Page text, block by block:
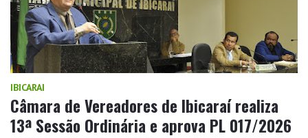
IBICARAI
Câmara de Vereadores de Ibicaraí realiza
13ª Sessão Ordinária e aprova PL 017/2026